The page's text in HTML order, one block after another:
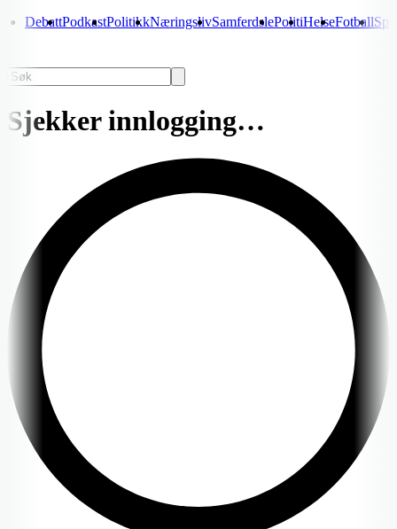
DebattPodkastPolitikkNæringslivSamferdslePolitiHelseFotball
Sjekker innlogging…